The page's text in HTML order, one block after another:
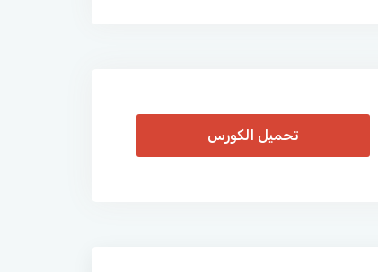
تحميل الكورس